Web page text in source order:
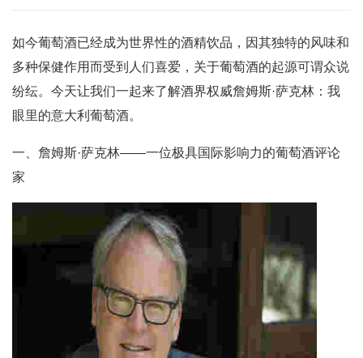
如今葡萄酒已经成为世界性的酒精饮品，因其独特的风味和
多种保健作用而受到人们喜爱，关于葡萄酒的起源可谓众说
纷纭。今天让我们一起来了解酒界权威詹姆斯·萨克林：我
眼里的意大利葡萄酒。
一、詹姆斯·萨克林——一位极具国际影响力的葡萄酒评论
家